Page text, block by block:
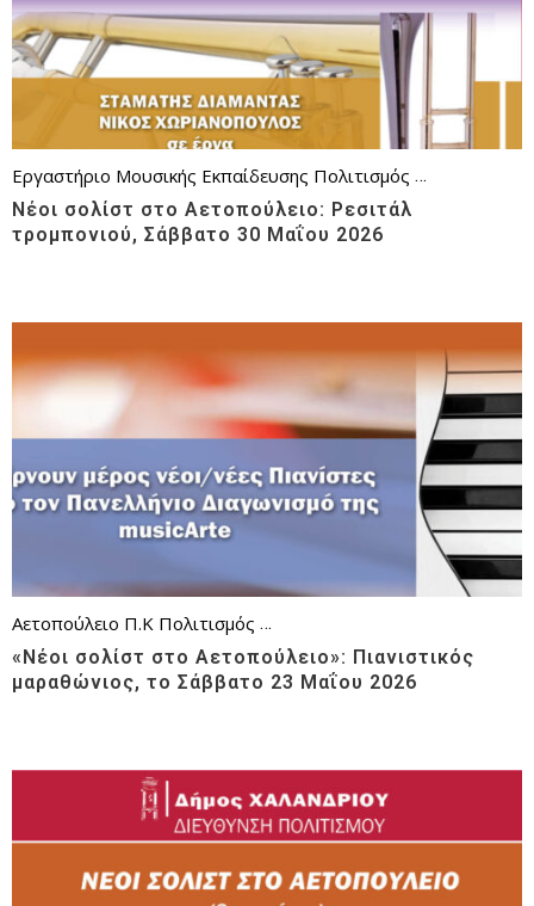
Εργαστήριο Μουσικής Εκπαίδευσης Πολιτισμός Πρέπει να
Νέοι σολίστ στο Αετοπούλειο: Ρεσιτάλ
τρομπονιού, Σάββατο 30 Μαΐου 2026
Αετοπούλειο Π.Κ Πολιτισμός Συμφωνική Ορχήστρα Νέων
«Νέοι σολίστ στο Αετοπούλειο»: Πιανιστικός
μαραθώνιος, το Σάββατο 23 Μαΐου 2026